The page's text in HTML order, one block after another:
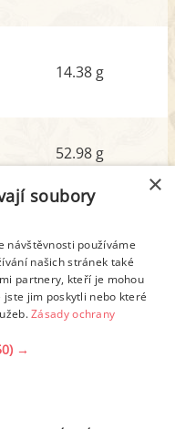
14.38 g
52.98 g
30.32 g
17.31 g
×
soubory
návštěvnosti používáme
našich stránek také
partnery, kteří je mohou
jim poskytli nebo které
Zásady ochrany
→